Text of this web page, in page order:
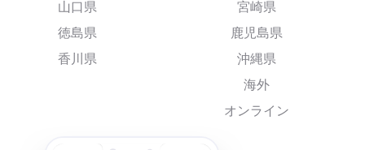
山口県
徳島県
香川県
宮崎県
鹿児島県
沖縄県
海外
オンライン